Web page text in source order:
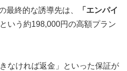
最終的な誘導先は、
「エンパイ
という約198,000円の高額プラン
なければ返金」といった保証が